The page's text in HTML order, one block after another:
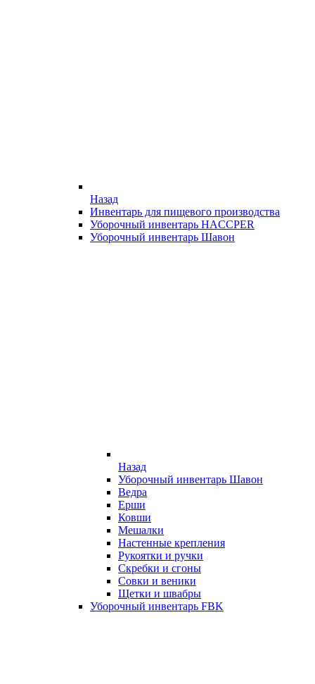
Назад
Инвентарь для пищевого производства
Уборочный инвентарь HACCPER
Уборочный инвентарь Шавон
Назад
Уборочный инвентарь Шавон
Ведра
Ерши
Ковши
Мешалки
Настенные крепления
Рукоятки и ручки
Скребки и сгоны
Совки и веники
Щетки и швабры
Уборочный инвентарь FBK